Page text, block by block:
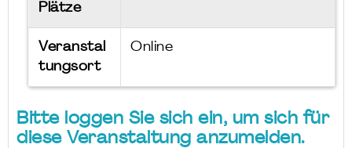
Plätze
Veranstal
tungsort
Online
Bitte loggen Sie sich ein, um sich für
diese Veranstaltung anzumelden.